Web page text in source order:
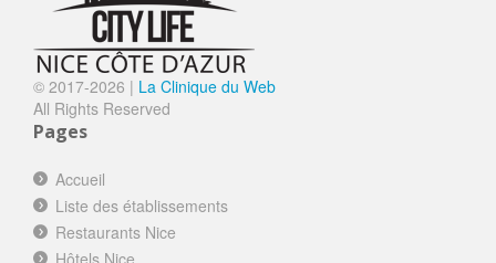
© 2017-2026 | La Clinique du Web
All Rights Reserved
Pages
Accueil
Liste des établissements
Restaurants Nice
Hôtels Nice